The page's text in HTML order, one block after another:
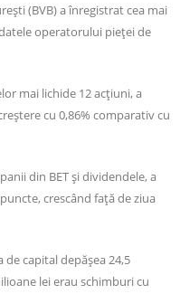
(BVB) a înregistrat cea mai
operatorului pieței de
mai lichide 12 acțiuni, a
cu 0,86% comparativ cu
din BET și dividendele, a
crescând față de ziua
capital depășea 24,5
lei erau schimburi cu